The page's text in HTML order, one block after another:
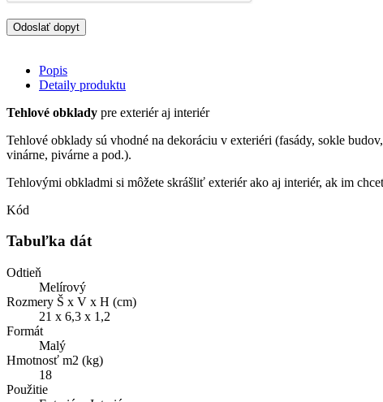
Popis
Detaily produktu
Tehlové obklady pre exteriér aj interiér
Tehlové obklady sú vhodné na dekoráciu v exteriéri (fasády, sokle
vinárne, pivárne a pod.).
Tehlovými obkladmi si môžete skrášliť exteriér ako aj interiér, ak im
Kód
Tabuľka dát
Odtieň
Melírový
Rozmery Š x V x H (cm)
21 x 6,3 x 1,2
Formát
Malý
Hmotnosť m2 (kg)
18
Použitie